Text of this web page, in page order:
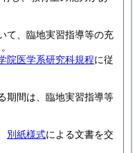
て、臨地実習指導等の充
院医学系研究科規程に従
期間は、臨地実習指導等
別紙様式による文書を交